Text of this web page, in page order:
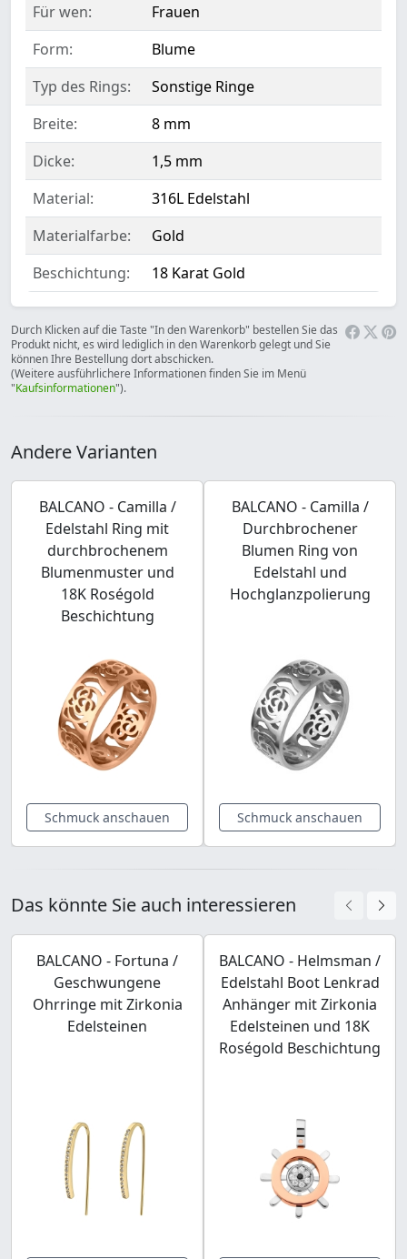
Für wen:
Frauen
Form:
Blume
Typ des Rings:
Sonstige Ringe
Breite:
8 mm
Dicke:
1,5 mm
Material:
316L Edelstahl
Materialfarbe:
Gold
Beschichtung:
18 Karat Gold
Durch Klicken auf die Taste "In den Warenkorb" bestellen Sie das
Produkt nicht, es wird lediglich in den Warenkorb gelegt und Sie
können Ihre Bestellung dort abschicken.
(Weitere ausführlichere Informationen finden Sie im Menü
"Kaufsinformationen").
Andere Varianten
BALCANO - Camilla /
Edelstahl Ring mit
durchbrochenem
Blumenmuster und
18K Roségold
Beschichtung
Schmuck anschauen
BALCANO - Camilla /
Durchbrochener
Blumen Ring von
Edelstahl und
Hochglanzpolierung
Schmuck anschauen
Das könnte Sie auch interessieren
BALCANO - Fortuna /
Geschwungene
Ohrringe mit Zirkonia
Edelsteinen
BALCANO - Helmsman /
Edelstahl Boot Lenkrad
Anhänger mit Zirkonia
Edelsteinen und 18K
Roségold Beschichtung